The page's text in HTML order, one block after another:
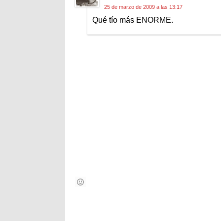
25 de marzo de 2009 a las 13:17
Qué tío más ENORME.